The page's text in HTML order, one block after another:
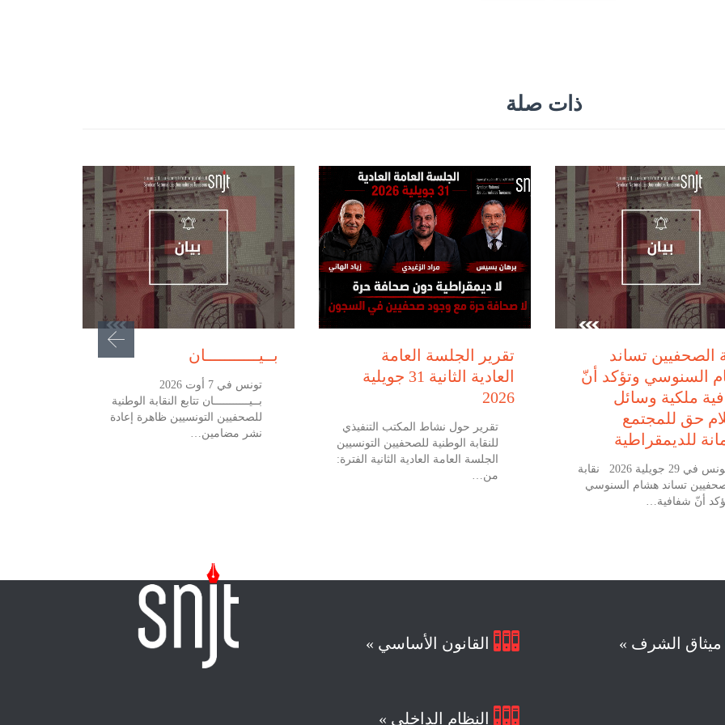
ذات صلة
بــيـــــــــــان
تونس في 7 أوت 2026
بــيـــــــــــان تتابع النقابة الوطنية
للصحفيين التونسيين ظاهرة إعادة
نشر مضامين…
تقرير الجلسة العامة
العادية الثانية 31 جويلية
2026
تقرير حول نشاط المكتب التنفيذي
للنقابة الوطنية للصحفيين التونسيين
الجلسة العامة العادية الثانية الفترة:
من…
الصحفيين تساند
السنوسي وتؤكد أنّ
ملكية وسائل
حق للمجتمع
للديمقراطية
تونس في 29 جويلية 2026 نقابة
تساند هشام السنوسي
أنّ شفافية…
 القانون الأساسي »
 النظام الداخلي »
ميثاق الشرف »